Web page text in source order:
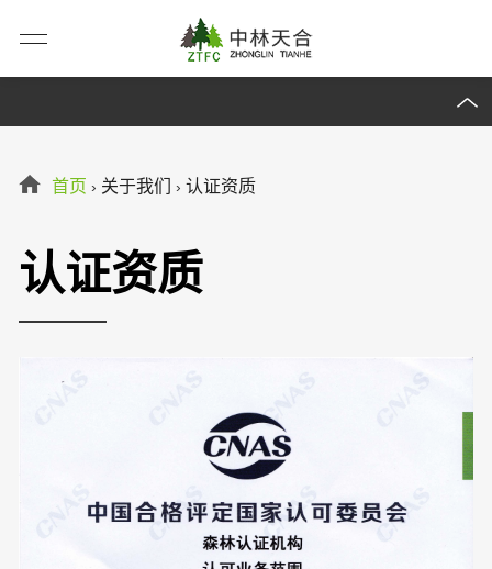
首页 › 关于我们 › 认证资质
认证资质